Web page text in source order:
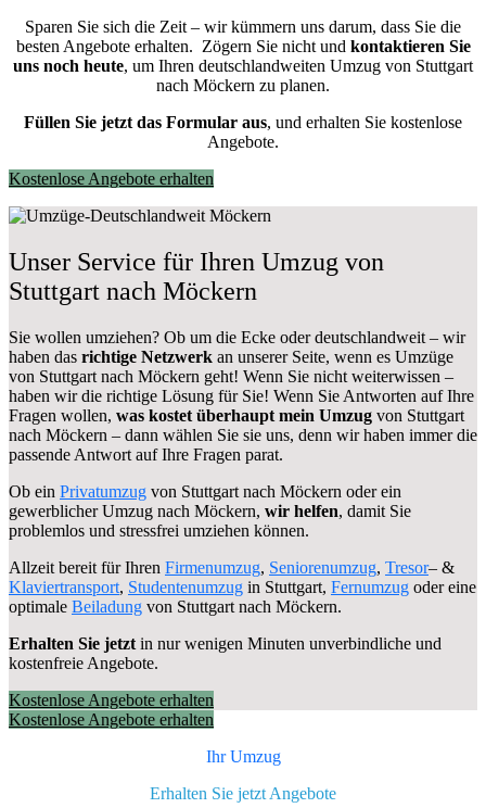
Sparen Sie sich die Zeit – wir kümmern uns darum, dass Sie die
besten Angebote erhalten. Zögern Sie nicht und kontaktieren Sie
uns noch heute, um Ihren deutschlandweiten Umzug von Stuttgart
nach Möckern zu planen.
Füllen Sie jetzt das Formular aus, und erhalten Sie kostenlose
Angebote.
Kostenlose Angebote erhalten
Unser Service für Ihren Umzug von
Stuttgart nach Möckern
Sie wollen umziehen? Ob um die Ecke oder deutschlandweit – wir
haben das richtige Netzwerk an unserer Seite, wenn es Umzüge
von Stuttgart nach Möckern geht! Wenn Sie nicht weiterwissen –
haben wir die richtige Lösung für Sie! Wenn Sie Antworten auf Ihre
Fragen wollen, was kostet überhaupt mein Umzug von Stuttgart
nach Möckern – dann wählen Sie sie uns, denn wir haben immer die
passende Antwort auf Ihre Fragen parat.
Ob ein Privatumzug von Stuttgart nach Möckern oder ein
gewerblicher Umzug nach Möckern, wir helfen, damit Sie
problemlos und stressfrei umziehen können.
Allzeit bereit für Ihren Firmenumzug, Seniorenumzug, Tresor– &
Klaviertransport, Studentenumzug in Stuttgart, Fernumzug oder eine
optimale Beiladung von Stuttgart nach Möckern.
Erhalten Sie jetzt in nur wenigen Minuten unverbindliche und
kostenfreie Angebote.
Kostenlose Angebote erhalten
Kostenlose Angebote erhalten
Ihr Umzug
Erhalten Sie jetzt Angebote